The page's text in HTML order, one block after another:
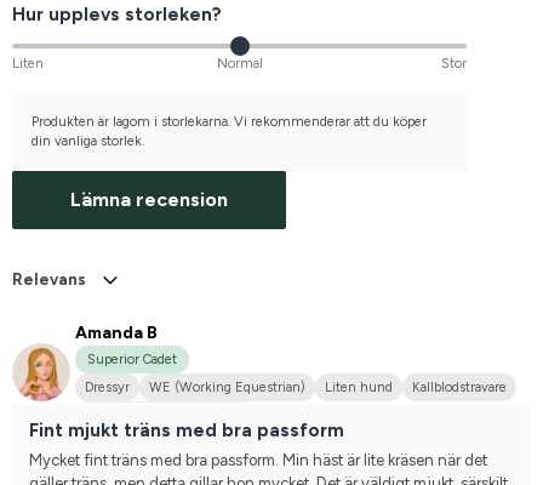
Hur upplevs storleken?
Liten Normal Stor
Produkten är lagom i storlekarna. Vi rekommenderar att du köper
din vanliga storlek.
Lämna recension
Relevans
Amanda B
Superior Cadet
Dressyr
WE (Working Equestrian) Liten hund
Kallblodstravare
Fint mjukt träns med bra passform
Mycket fint träns med bra passform. Min häst är lite kräsen när det